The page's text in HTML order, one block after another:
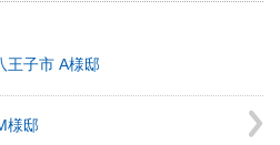
王子市 A様邸
様邸